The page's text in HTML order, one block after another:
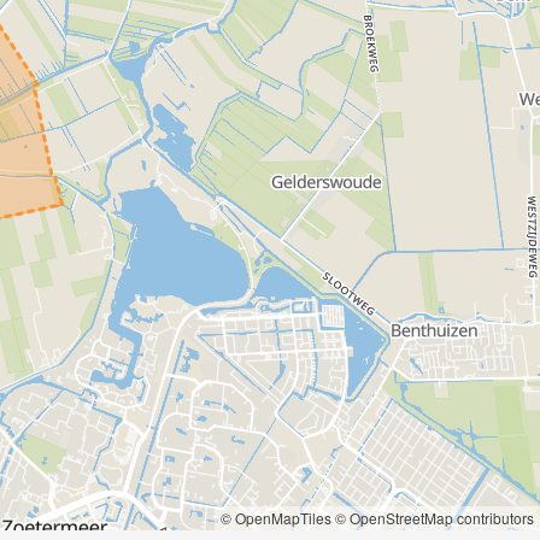
© OpenMapTiles© OpenStreetMap contributors